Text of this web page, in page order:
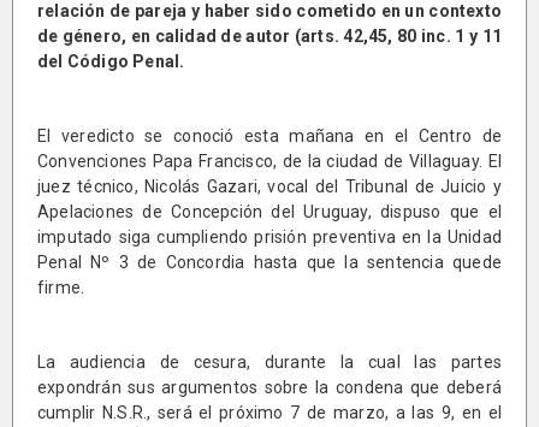
relación de pareja y haber sido cometido en un contexto
de género, en calidad de autor (arts. 42,45, 80 inc. 1 y 11
del Código Penal.
El veredicto se conoció esta mañana en el Centro de
Convenciones Papa Francisco, de la ciudad de Villaguay. El
juez técnico, Nicolás Gazari, vocal del Tribunal de Juicio y
Apelaciones de Concepción del Uruguay, dispuso que el
imputado siga cumpliendo prisión preventiva en la Unidad
Penal Nº 3 de Concordia hasta que la sentencia quede
firme.
La audiencia de cesura, durante la cual las partes
expondrán sus argumentos sobre la condena que deberá
cumplir N.S.R., será el próximo 7 de marzo, a las 9, en el